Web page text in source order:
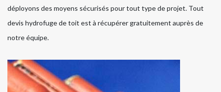
déployons des moyens sécurisés pour tout type de projet. Tout
devis hydrofuge de toit est à récupérer gratuitement auprès de
notre équipe.